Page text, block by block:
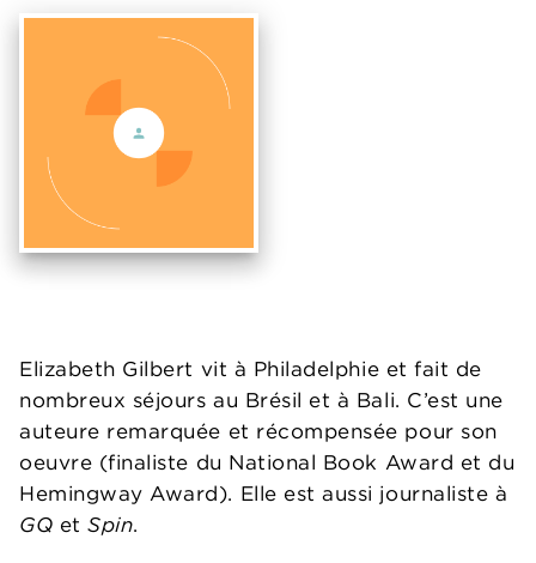
Elizabeth Gilbert vit à Philadelphie et fait de
nombreux séjours au Brésil et à Bali. C’est une
auteure remarquée et récompensée pour son
oeuvre (finaliste du National Book Award et du
Hemingway Award). Elle est aussi journaliste à
GQ etSpin.